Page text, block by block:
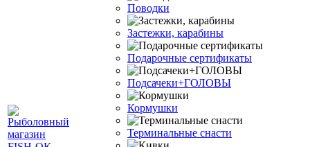
Поводки
Застежки, карабины
Подарочные сертификаты
Подсачеки+ГОЛОВЫ
Кормушки
Терминальные снасти